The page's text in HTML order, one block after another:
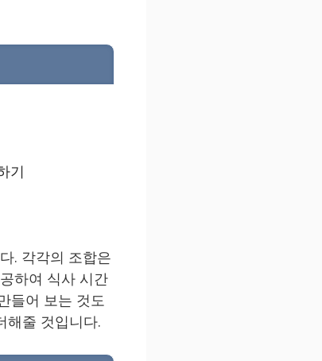
기
. 각각의 조합은
하여 식사 시간
들어 보는 것도
해줄 것입니다.